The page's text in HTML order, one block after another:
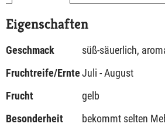
Eigenschaften
Geschmack
süß-säuerlich,
Fruchtreife/ErnteJuli - August
Frucht
gelb
Besonderheit
bekommt selten